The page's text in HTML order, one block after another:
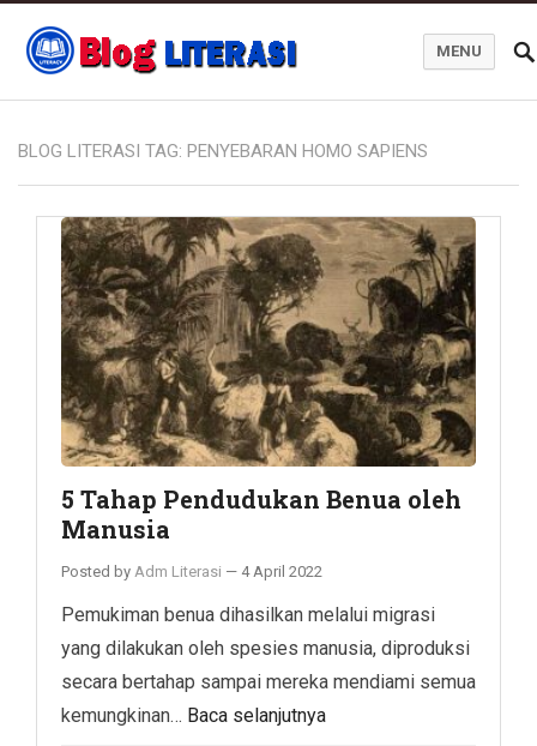
MENU
BLOG LITERASI TAG: PENYEBARAN HOMO SAPIENS
5 Tahap Pendudukan Benua oleh
Manusia
Posted by Adm Literasi — 4 April 2022
Pemukiman benua dihasilkan melalui migrasi
yang dilakukan oleh spesies manusia, diproduksi
secara bertahap sampai mereka mendiami semua
kemungkinan… Baca selanjutnya